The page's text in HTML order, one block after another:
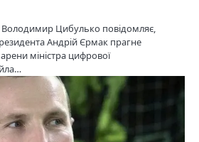
Володимир Цибулько повідомляє,
Андрій Єрмак прагне
міністра цифрової